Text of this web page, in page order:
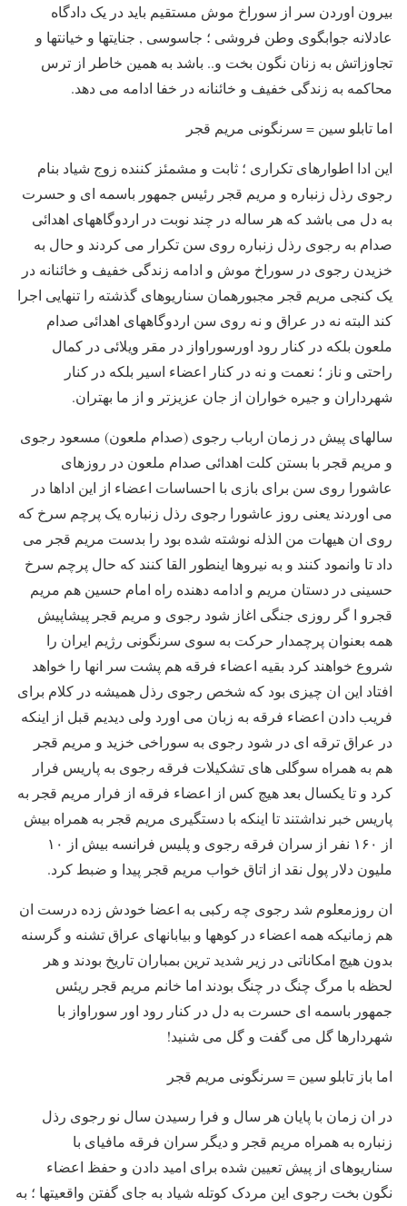
بیرون اوردن سر از سوراخ موش مستقیم باید در یک دادگاه
عادلانه جوابگوی وطن فروشی ؛ جاسوسی , جنایتها و خیانتها و
تجاوزاتش به زنان نگون بخت و.. باشد به همین خاطر از ترس
محاکمه به زندگی خفیف و خائنانه در خفا ادامه می دهد.
اما تابلو سین = سرنگونی مریم قجر
این ادا اطوارهای تکراری ؛ ثابت و مشمئز کننده زوج شیاد بنام
رجوی رذل زنباره و مریم قجر رئیس جمهور باسمه ای و حسرت
به دل می باشد که هر ساله در چند نوبت در اردوگاههای اهدائی
صدام به رجوی رذل زنباره روی سن تکرار می کردند و حال به
خزیدن رجوی در سوراخ موش و ادامه زندگی خفیف و خائنانه در
یک کنجی مریم قجر مجبورهمان سناریوهای گذشته را تنهایی اجرا
کند البته نه در عراق و نه روی سن اردوگاههای اهدائی صدام
ملعون بلکه در کنار رود اورسوراواز در مقر ویلائی در کمال
راحتی و ناز ؛ نعمت و نه در کنار اعضاء اسیر بلکه در کنار
شهرداران و جیره خواران از جان عزیزتر و از ما بهتران.
سالهای پیش در زمان ارباب رجوی (صدام ملعون) مسعود رجوی
و مریم قجر با بستن کلت اهدائی صدام ملعون در روزهای
عاشورا روی سن برای بازی با احساسات اعضاء از این اداها در
می اوردند یعنی روز عاشورا رجوی رذل زنباره یک پرچم سرخ که
روی ان هیهات من الذله نوشته شده بود را بدست مریم قجر می
داد تا وانمود کنند و به نیروها اینطور القا کنند که حال پرچم سرخ
حسینی در دستان مریم و ادامه دهنده راه امام حسین هم مریم
قجرو ا گر روزی جنگی اغاز شود رجوی و مریم قجر پیشاپیش
همه بعنوان پرچمدار حرکت به سوی سرنگونی رژیم ایران را
شروع خواهند کرد بقیه اعضاء فرقه هم پشت سر انها را خواهد
افتاد این ان چیزی بود که شخص رجوی رذل همیشه در کلام برای
فریب دادن اعضاء فرقه به زبان می اورد ولی دیدیم قبل از اینکه
در عراق ترقه ای در شود رجوی به سوراخی خزید و مریم قجر
هم به همراه سوگلی های تشکیلات فرقه رجوی به پاریس فرار
کرد و تا یکسال بعد هیچ کس از اعضاء فرقه از فرار مریم قجر به
پاریس خبر نداشتند تا اینکه با دستگیری مریم قجر به همراه بیش
از ۱۶۰ نفر از سران فرقه رجوی و پلیس فرانسه بیش از ۱۰
ملیون دلار پول نقد از اتاق خواب مریم قجر پیدا و ضبط کرد.
ان روزمعلوم شد رجوی چه رکبی به اعضا خودش زده درست ان
هم زمانیکه همه اعضاء در کوهها و بیابانهای عراق تشنه و گرسنه
بدون هیچ امکاناتی در زیر شدید ترین بمباران تاریخ بودند و هر
لحظه با مرگ چنگ در چنگ بودند اما خانم مریم قجر ریئس
جمهور باسمه ای حسرت به دل در کنار رود اور سوراواز با
شهردارها گل می گفت و گل می شنید!
اما باز تابلو سین = سرنگونی مریم قجر
در ان زمان با پایان هر سال و فرا رسیدن سال نو رجوی رذل
زنباره به همراه مریم قجر و دیگر سران فرقه مافیای با
سناریوهای از پیش تعیین شده برای امید دادن و حفظ اعضاء
نگون بخت رجوی این مردک کوتله شیاد به جای گفتن واقعیتها ؛ به